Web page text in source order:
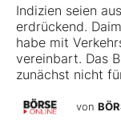
Indizien seien
erdrückend.
habe mit
vereinbart. Das
zunächst nicht
von